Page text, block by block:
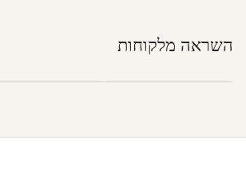
השראה מלקוחות